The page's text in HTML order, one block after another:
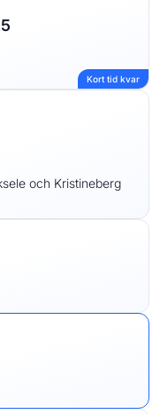
Kort tid kvar
och Kristineberg